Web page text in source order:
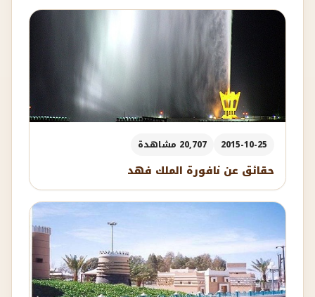
2015-10-25 20,707 مشاهدة
حقائق عن نافورة الملك فهد